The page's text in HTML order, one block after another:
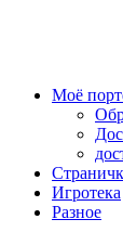
Моё
Игротека
Разное